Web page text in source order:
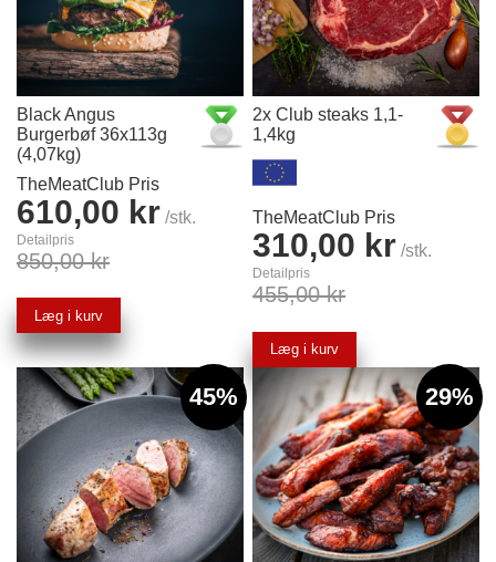
Black Angus
Burgerbøf 36x113g
(4,07kg)
TheMeatClub Pris
610,00 kr /stk.
Detailpris
850,00 kr
Læg i kurv
2x Club steaks 1,1-
1,4kg
TheMeatClub Pris
310,00 kr /stk.
Detailpris
455,00 kr
Læg i kurv
45% 29%